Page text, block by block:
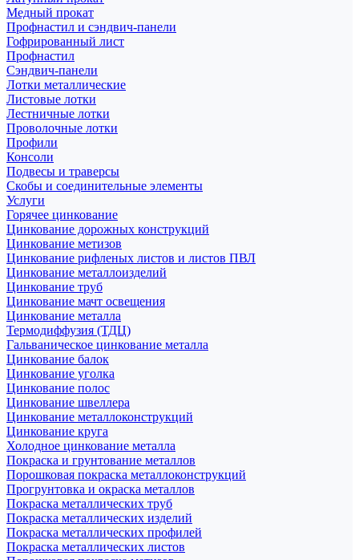
Медный прокат
Профнастил и сэндвич-панели
Гофрированный лист
Профнастил
Сэндвич-панели
Лотки металлические
Листовые лотки
Лестничные лотки
Проволочные лотки
Профили
Консоли
Подвесы и траверсы
Скобы и соединительные элементы
Услуги
Горячее цинкование
Цинкование дорожных конструкций
Цинкование метизов
Цинкование рифленых листов и листов ПВЛ
Цинкование металлоизделий
Цинкование труб
Цинкование мачт освещения
Цинкование металла
Термодиффузия (ТДЦ)
Гальваническое цинкование металла
Цинкование балок
Цинкование уголка
Цинкование полос
Цинкование швеллера
Цинкование металлоконструкций
Цинкование круга
Холодное цинкование металла
Покраска и грунтование металлов
Порошковая покраска металлоконструкций
Прогрунтовка и окраска металлов
Покраска металлических труб
Покраска металлических изделий
Покраска металлических профилей
Покраска металлических листов